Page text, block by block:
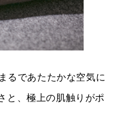
るであたたかな空気に
と、極上の肌触りがポ